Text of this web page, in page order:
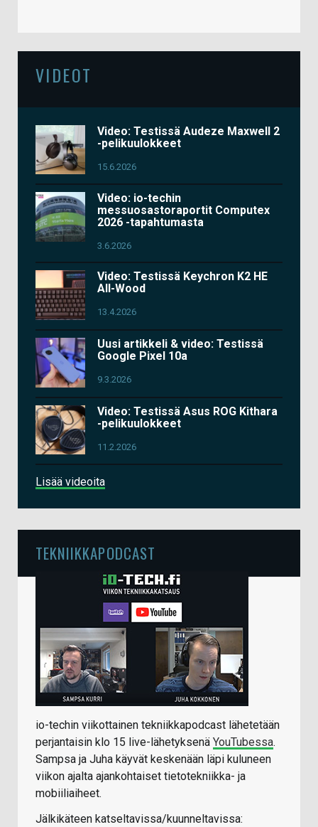
VIDEOT
Video: Testissä Audeze Maxwell 2
-pelikuulokkeet
15.6.2026
Video: io-techin
messuosastoraportit Computex
2026 -tapahtumasta
3.6.2026
Video: Testissä Keychron K2 HE
All-Wood
13.4.2026
Uusi artikkeli & video: Testissä
Google Pixel 10a
9.3.2026
Video: Testissä Asus ROG Kithara
-pelikuulokkeet
11.2.2026
Lisää videoita
TEKNIIKKAPODCAST
io-techin viikottainen tekniikkapodcast lähetetään
perjantaisin klo 15 live-lähetyksenä YouTubessa.
Sampsa ja Juha käyvät keskenään läpi kuluneen
viikon ajalta ajankohtaiset tietotekniikka- ja
mobiiliaiheet.
Jälkikäteen katseltavissa/kuunneltavissa: